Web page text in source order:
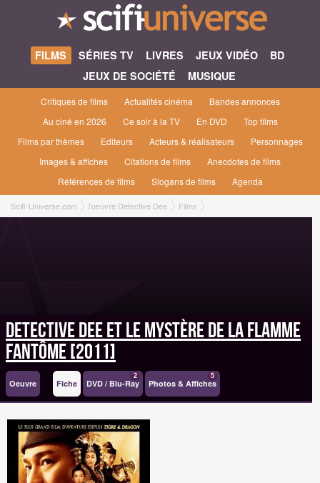
FILMS SÉRIES TV LIVRES JEUX VIDÉO
BD
JEUX DE SOCIÉTÉ
MUSIQUE
Critiques de films Actualités cinéma
Bandes annonces
Au ciné en 2026
Ce soir à la TV En DVD
Top films
Films par thèmes
Editeurs Acteurs & réalisateurs
Personnages
Images & affiches
Citations de films
Anecdotes de films
Références de films
Slogans de films Agenda
Scifi-Universe.com l'oeuvre Detective Dee
Films
Detective Dee et le mystère de la flamme fantôme [2011]
Detective Dee et le mystère de la flamme
fantôme [2011]
Oeuvre Fiche DVD / Blu-Ray
2
Photos & Affiches
5